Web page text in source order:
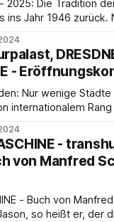
- 2025: Die Tradition
ins Jahr 1946 zurück.
aus der Taufe
-
Nur wenige
internationalem
mit mehr als
...
-
von Manfred
- Buch von
so heißt er, der